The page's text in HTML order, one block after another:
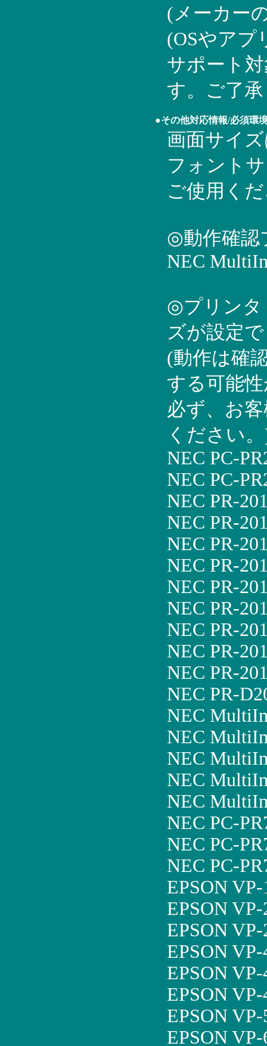
(メーカー
(OSやアプ
サポート
す。ご了
●その他対応情報/必須環
画面サイ
フォント
ご使用く
◎動作確認
NEC
◎プリンタ
ズが設定
(動作は確
する可能
必ず、お
ください
NEC PC-
NEC PC-
NEC PR-
NEC PR-
NEC PR-
NEC PR-
NEC PR-
NEC PR-
NEC PR-
NEC PR-
NEC PR-
NEC PR-
NEC
NEC
NEC
NEC
NEC
NEC PC-
NEC PC-
NEC PC-
EPSON VP-
EPSON VP-
EPSON VP-
EPSON VP-
EPSON VP-
EPSON
EPSON VP-
EPSON VP-